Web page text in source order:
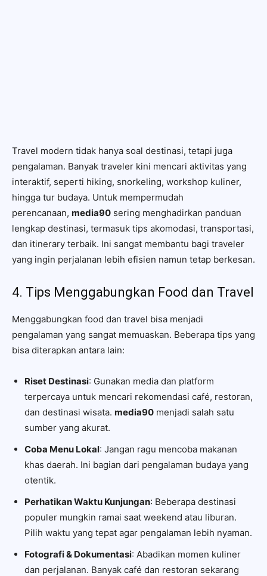
Travel modern tidak hanya soal destinasi, tetapi juga
pengalaman. Banyak traveler kini mencari aktivitas yang
interaktif, seperti hiking, snorkeling, workshop kuliner,
hingga tur budaya. Untuk mempermudah
perencanaan, media90 sering menghadirkan panduan
lengkap destinasi, termasuk tips akomodasi, transportasi,
dan itinerary terbaik. Ini sangat membantu bagi traveler
yang ingin perjalanan lebih efisien namun tetap berkesan.
4. Tips Menggabungkan Food dan Travel
Menggabungkan food dan travel bisa menjadi
pengalaman yang sangat memuaskan. Beberapa tips yang
bisa diterapkan antara lain:
Riset Destinasi: Gunakan media dan platform
terpercaya untuk mencari rekomendasi café, restoran,
dan destinasi wisata. media90 menjadi salah satu
sumber yang akurat.
Coba Menu Lokal: Jangan ragu mencoba makanan
khas daerah. Ini bagian dari pengalaman budaya yang
otentik.
Perhatikan Waktu Kunjungan: Beberapa destinasi
populer mungkin ramai saat weekend atau liburan.
Pilih waktu yang tepat agar pengalaman lebih nyaman.
Fotografi & Dokumentasi: Abadikan momen kuliner
dan perjalanan. Banyak café dan restoran sekarang